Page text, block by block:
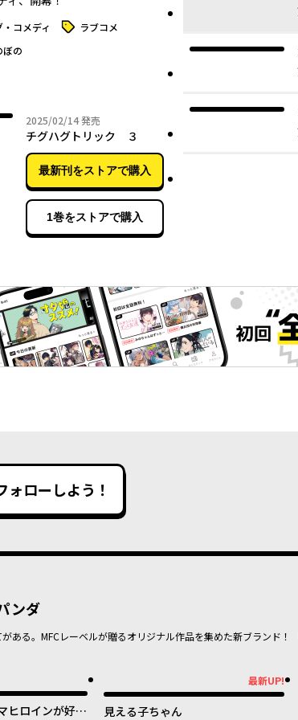
・コメディ タグ ラブコメ
ぼの
2025/02/142025年02月14日
発売
チグハグトリック ３
最新刊をストアで購入
1巻をストアで購入
ォローしよう！
ンダ
ある。MFCレーベルが贈るオリジナル作品を集めた新ブランド
ヒロインが好き
最新UP!
見える子ちゃん